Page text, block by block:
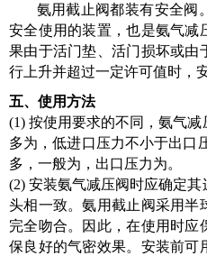
氨用截止阀都装有安全阀
安全使用的装置，也是氨气减
果由于活门垫、活门损坏或由
行上升并超过一定许可值时，
五、使用方法
(1) 按使用要求的不同，氨气
多为，低进口压力不小于出口
多，一般为，出口压力为。
(2) 安装氨气减压阀时应确定
头相一致。氨用截止阀采用半
完全吻合。因此，在使用时应
保良好的气密效果。安装前可